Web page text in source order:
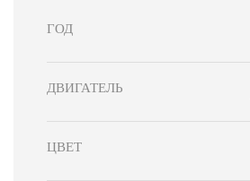
ГОД
ДВИГАТЕЛЬ
ЦВЕТ